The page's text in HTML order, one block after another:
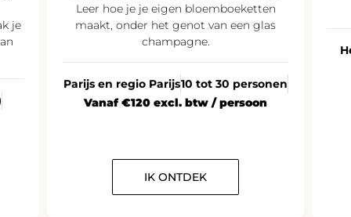
je
Leer hoe je je eigen bloemboeketten
maakt, onder het genot van een glas
champagne.
Parijs en regio Parijs10 tot 30 personen
Vanaf €120 excl. btw / persoon
IK ONTDEK